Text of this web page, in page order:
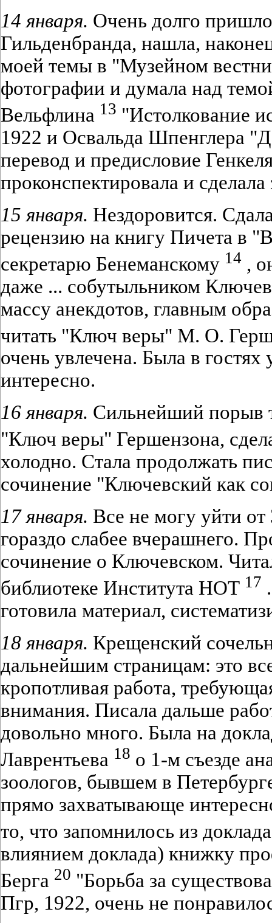
14 января. Очень долго
Гильденбранда, нашла,
моей темы в "Музейном
фотографии и думала над
Вельфлина 13 "Истолкование
1922 и Освальда Шпенглера
перевод и предисловие
проконспектировала и
15 января. Нездоровится.
рецензию на книгу Пичета в
секретарю Бенеманскому 14 ,
даже ... собутыльником
массу анекдотов, главным
читать "Ключ веры" М. О.
очень увлечена. Была в
интересно.
16 января. Сильнейший порыв
"Ключ веры" Гершензона,
холодно. Стала продолжать
сочинение "Ключевский как
17 января. Все не могу уйти
гораздо слабее вчерашнего.
сочинение о Ключевском.
библиотеке Института НОТ 17
готовила материал,
18 января. Крещенский
дальнейшим страницам: это
кропотливая работа,
внимания. Писала дальше
довольно много. Была на
Лаврентьева 18 о 1-м съезде
зоологов, бывшем в
прямо захватывающе
то, что запомнилось из
влиянием доклада) книжку
Берга 20 "Борьба за
Пгр, 1922, очень не